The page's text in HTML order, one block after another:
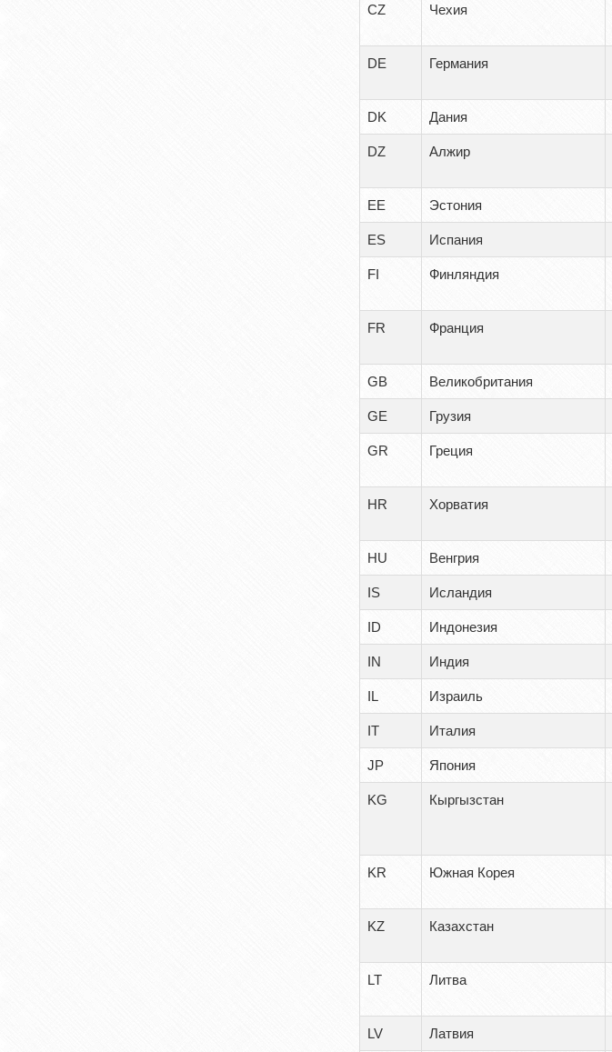
CZ Чехия
DE Германия
DK Дания
DZ Алжир
EE Эстония
ES Испания
FI Финляндия
FR Франция
GB Великобритания
GE Грузия
GR Греция
HR Хорватия
HU Венгрия
IS Исландия
ID Индонезия
IN Индия
IL Израиль
IT Италия
JP Япония
KG Кыргызстан
KR Южная Корея
KZ Казахстан
LT Литва
LV Латвия